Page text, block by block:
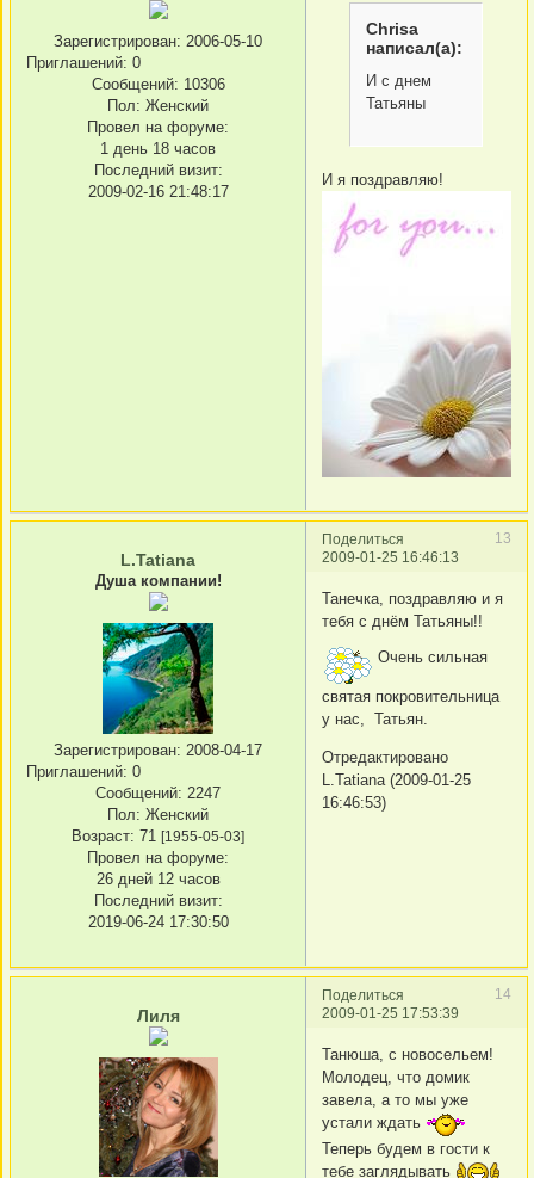
Зарегистрирован: 2006-05-10
Приглашений: 0
Сообщений: 10306
Пол: Женский
Провел на форуме:
1 день 18 часов
Последний визит:
2009-02-16 21:48:17
Chrisa
написал(а):
И с днем
Татьяны
И я поздравляю!
Поделиться
13
2009-01-25 16:46:13
L.Tatiana
Душа компании!
Зарегистрирован: 2008-04-17
Приглашений: 0
Сообщений: 2247
Пол: Женский
Возраст: 71 [1955-05-03]
Провел на форуме:
26 дней 12 часов
Последний визит:
2019-06-24 17:30:50
Танечка, поздравляю и я
тебя с днём Татьяны!!
Очень сильная
святая покровительница
у нас, Татьян.
Отредактировано
L.Tatiana (2009-01-25
16:46:53)
Поделиться
14
2009-01-25 17:53:39
Лиля
Танюша, с новосельем!
Молодец, что домик
завела, а то мы уже
устали ждать
Теперь будем в гости к
тебе заглядывать